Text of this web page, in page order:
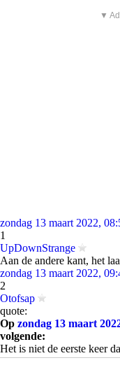
▼
zondag 13 maart 2022,
1
UpDownStrange
Aan de andere kant, het
zondag 13 maart 2022,
2
Otofsap
quote:
Op zondag 13 maart
volgende:
Het is niet de eerste keer
woestijn onschuldige